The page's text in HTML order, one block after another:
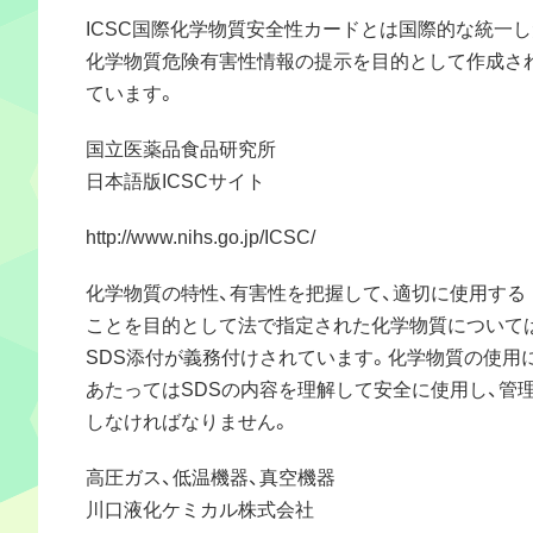
ICSC国際化学物質安全性カードとは国際的な統一
化学物質危険有害性情報の提示を目的として作成さ
ています。
国立医薬品食品研究所
日本語版ICSCサイト
http://www.nihs.go.jp/ICSC/
化学物質の特性、有害性を把握して、適切に使用する
ことを目的として法で指定された化学物質について
SDS添付が義務付けされています。化学物質の使用
あたってはSDSの内容を理解して安全に使用し、管
しなければなりません。
高圧ガス、低温機器、真空機器
川口液化ケミカル株式会社